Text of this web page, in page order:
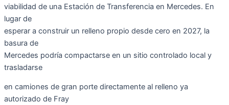
viabilidad de una Estación de Transferencia en Mercedes. En
lugar de
esperar a construir un relleno propio desde cero en 2027, la
basura de
Mercedes podría compactarse en un sitio controlado local y
trasladarse
en camiones de gran porte directamente al relleno ya
autorizado de Fray